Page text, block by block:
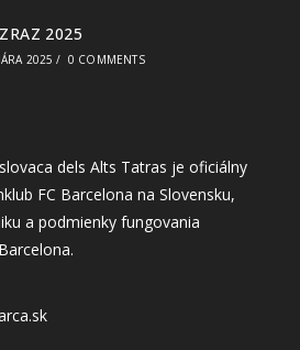
2025
2025 / 0 COMMENTS
dels Alts Tatras je oficiálny
FC Barcelona na Slovensku,
a podmienky fungovania